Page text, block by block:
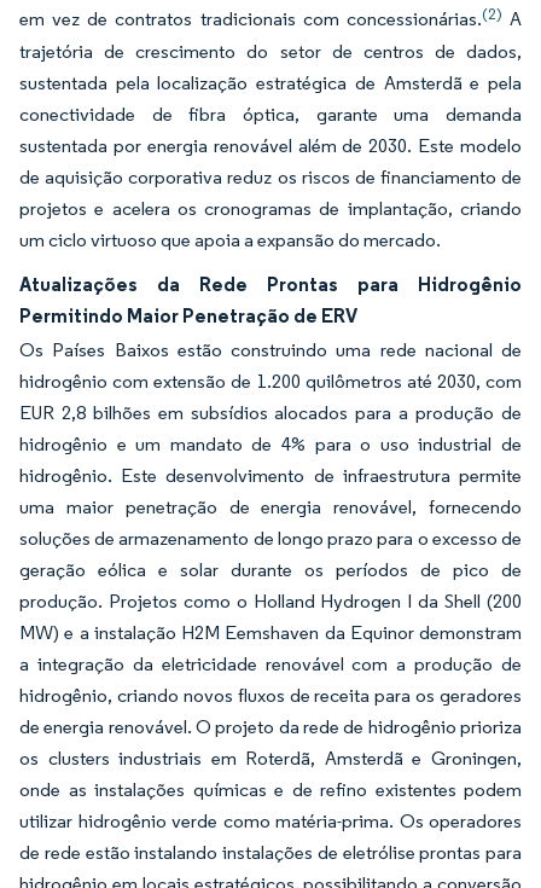
em vez de contratos tradicionais com concessionárias.(2) A
trajetória de crescimento do setor de centros de dados,
sustentada pela localização estratégica de Amsterdã e pela
conectividade de fibra óptica, garante uma demanda
sustentada por energia renovável além de 2030. Este modelo
de aquisição corporativa reduz os riscos de financiamento de
projetos e acelera os cronogramas de implantação, criando
um ciclo virtuoso que apoia a expansão do mercado.
Atualizações da Rede Prontas para Hidrogênio
Permitindo Maior Penetração de ERV
Os Países Baixos estão construindo uma rede nacional de
hidrogênio com extensão de 1.200 quilômetros até 2030, com
EUR 2,8 bilhões em subsídios alocados para a produção de
hidrogênio e um mandato de 4% para o uso industrial de
hidrogênio. Este desenvolvimento de infraestrutura permite
uma maior penetração de energia renovável, fornecendo
soluções de armazenamento de longo prazo para o excesso de
geração eólica e solar durante os períodos de pico de
produção. Projetos como o Holland Hydrogen I da Shell (200
MW) e a instalação H2M Eemshaven da Equinor demonstram
a integração da eletricidade renovável com a produção de
hidrogênio, criando novos fluxos de receita para os geradores
de energia renovável. O projeto da rede de hidrogênio prioriza
os clusters industriais em Roterdã, Amsterdã e Groningen,
onde as instalações químicas e de refino existentes podem
utilizar hidrogênio verde como matéria-prima. Os operadores
de rede estão instalando instalações de eletrólise prontas para